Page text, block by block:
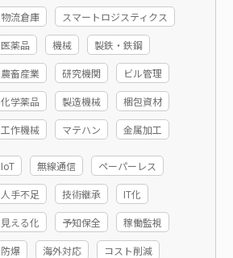
物流倉庫 スマートロジスティクス
医薬品 機械 製鉄・鉄鋼
農畜産業 研究機関 ビル管理
化学薬品 製造機械 梱包資材
工作機械 マテハン 金属加工
IoT 無線通信 ペーパーレス
人手不足 技術継承 IT化
見える化 予知保全 稼働監視
防爆 海外対応 コスト削減